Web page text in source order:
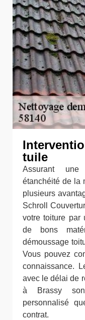
tuile
Assurant une
étanchéité de la
plusieurs
Schroll
votre toiture par
de bons
démoussage
Vous pouvez
connaissance.
avec le délai de
à Brassy
personnalisé
contrat.